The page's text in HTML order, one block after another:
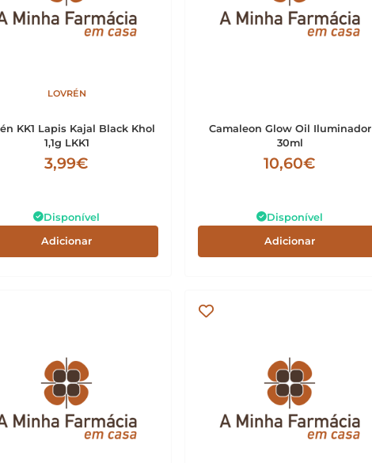
LOVRÉN
KK1 Lapis Kajal Black Khol
1,1g LKK1
3,99€
Disponível
Adicionar
Camaleon Glow Oil Iluminador
30ml
10,60€
Disponível
Adicionar